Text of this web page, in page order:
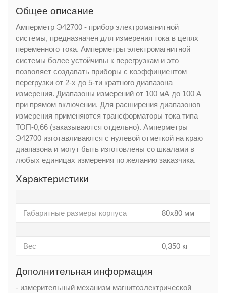
Общее описание
Амперметр Э42700 - прибор электромагнитной
системы, предназначен для измерения тока в цепях
переменного тока. Амперметры электромагнитной
системы более устойчивы к перегрузкам и это
позволяет создавать приборы с коэффициентом
перегрузки от 2-х до 5-ти кратного диапазона
измерения. Диапазоны измерений от 100 мА до 100 А
при прямом включении. Для расширения диапазонов
измерения применяются трансформаторы тока типа
ТОП-0,66 (заказываются отдельно). Амперметры
Э42700 изготавливаются с нулевой отметкой на краю
диапазона и могут быть изготовлены со шкалами в
любых единицах измерения по желанию заказчика.
Характеристики
Габаритные размеры корпуса 80х80 мм
Вес 0,350 кг
Дополнительная информация
- измерительный механизм магнитоэлектрической